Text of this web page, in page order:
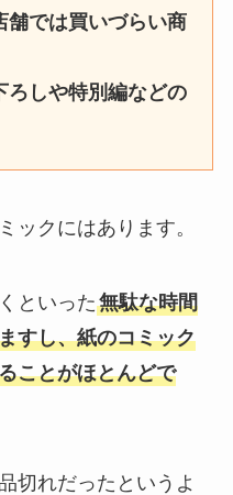
舗では買いづらい商
ろしや特別編などの
ックにはあります。
といった無駄な時間
すし、紙のコミック
ことがほとんどで
切れだったというよ